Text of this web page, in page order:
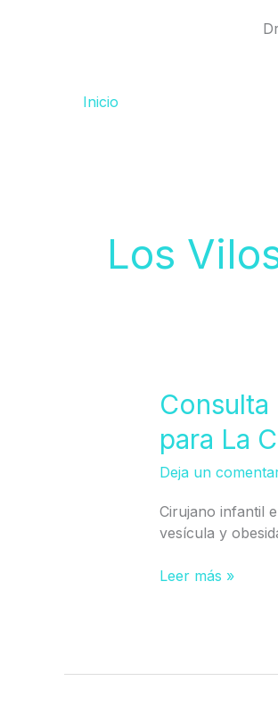
Inicio
Los
para La
Deja un
Cirujano infantil
vesícula y
Consulta
Pediátrica
en
Calera
(Atención
para
Cruz
Leer más »